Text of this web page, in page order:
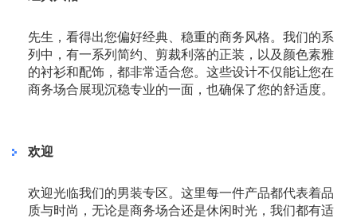
先生，看得出您偏好经典、稳重的商务风格。我们的系
列中，有一系列简约、剪裁利落的正装，以及颜色素雅
的衬衫和配饰，都非常适合您。这些设计不仅能让您在
商务场合展现沉稳专业的一面，也确保了您的舒适度。
欢迎
欢迎光临我们的男装专区。这里每一件产品都代表着品
质与时尚，无论是商务场合还是休闲时光，我们都有适